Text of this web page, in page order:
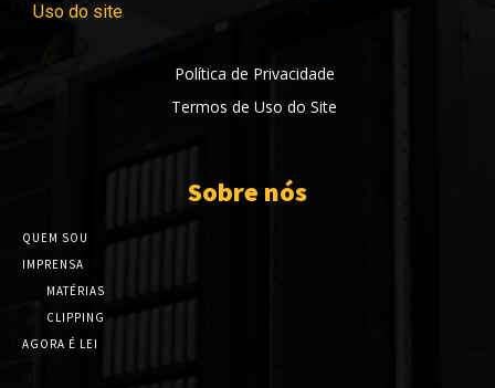
Uso do site
Política de Privacidade
Termos de Uso do Site
Sobre nós
QUEM SOU
IMPRENSA
MATÉRIAS
CLIPPING
AGORA É LEI